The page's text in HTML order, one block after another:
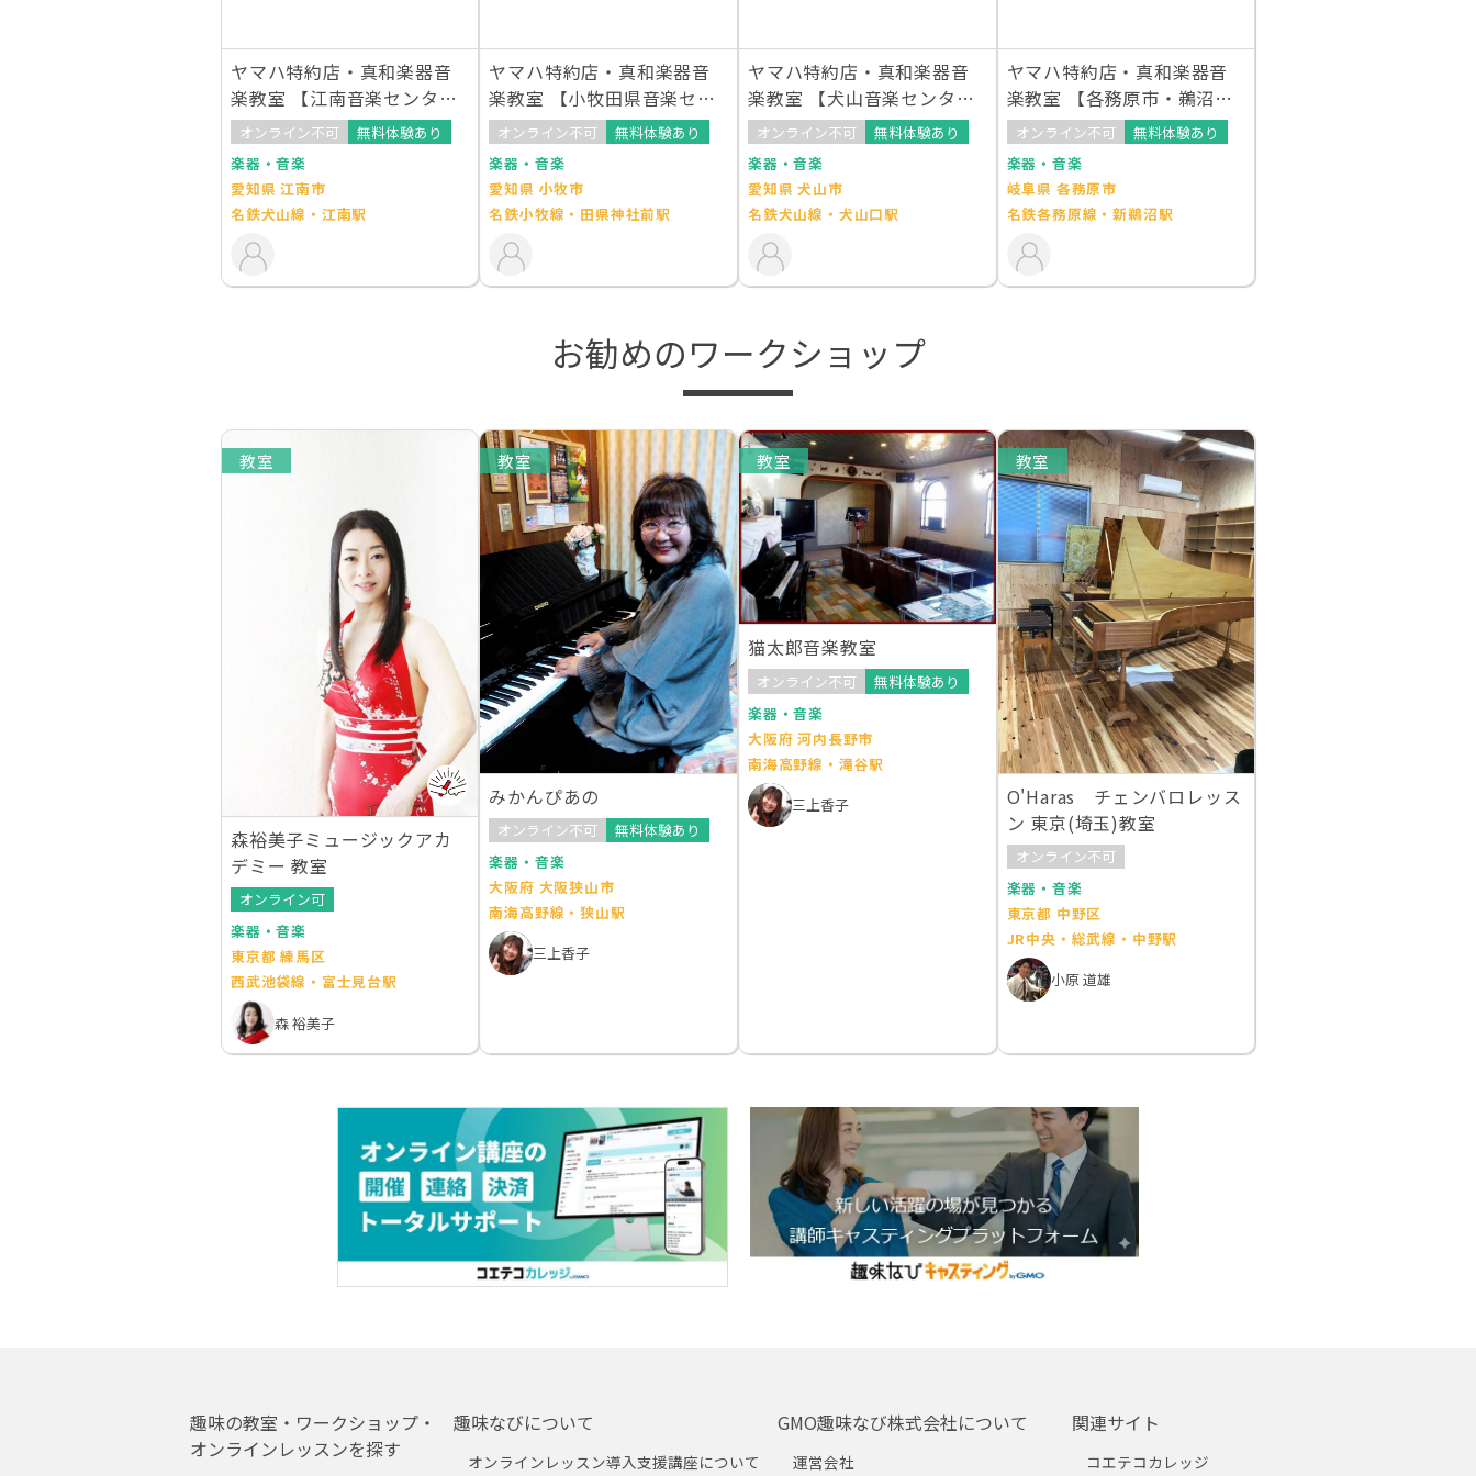
ヤマハ特約店・真和楽器音
楽教室 【江南音楽センタ
ー】
オンライン不可
無料体験あり
楽器・音楽
愛知県 江南市
名鉄犬山線・江南駅
ヤマハ特約店・真和楽器音
楽教室 【小牧田県音楽セン
ター】
オンライン不可
無料体験あり
楽器・音楽
愛知県 小牧市
名鉄小牧線・田県神社前駅
ヤマハ特約店・真和楽器音
楽教室 【犬山音楽センタ
ー】
オンライン不可
無料体験あり
楽器・音楽
愛知県 犬山市
名鉄犬山線・犬山口駅
ヤマハ特約店・真和楽器音
楽教室 【各務原市・鵜沼駅
前音楽センター】
オンライン不可
無料体験あり
楽器・音楽
岐阜県 各務原市
名鉄各務原線・新鵜沼駅
お勧めのワークショップ
教室
森裕美子ミュージックアカ
デミー 教室
オンライン可
楽器・音楽
東京都 練馬区
西武池袋線・富士見台駅
森 裕美子
教室
みかんぴあの
オンライン不可
無料体験あり
楽器・音楽
大阪府 大阪狭山市
南海高野線・狭山駅
三上香子
教室
猫太郎音楽教室
オンライン不可
無料体験あり
楽器・音楽
大阪府 河内長野市
南海高野線・滝谷駅
三上香子
教室
O'Haras チェンバロレッス
ン 東京(埼玉)教室
オンライン不可
楽器・音楽
東京都 中野区
JR中央・総武線・中野駅
小原 道雄
趣味の教室・ワークショップ・
オンラインレッスンを探す
趣味なびについて
オンラインレッスン導入支援講座について
GMO趣味なび株式会社について
運営会社
関連サイト
コエテコカレッジ